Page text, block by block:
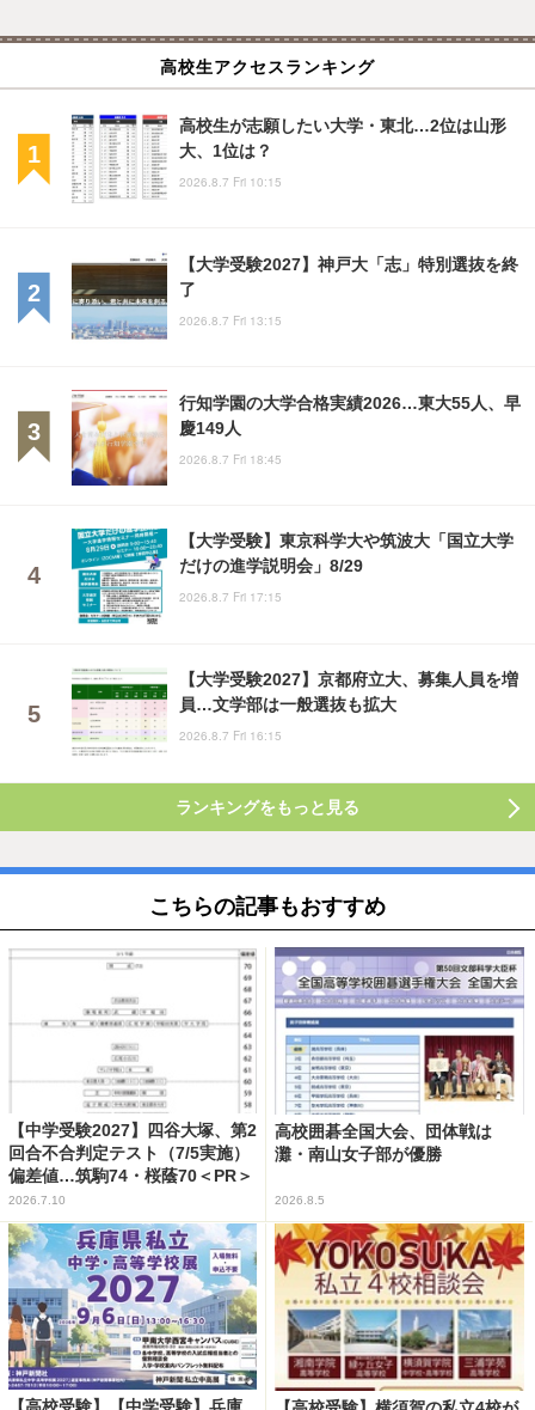
高校生アクセスランキング
高校生が志願したい大学・東北…2位は山形
大、1位は？
2026.8.7 Fri 10:15
【大学受験2027】神戸大「志」特別選抜を終
了
2026.8.7 Fri 13:15
行知学園の大学合格実績2026…東大55人、早
慶149人
2026.8.7 Fri 18:45
【大学受験】東京科学大や筑波大「国立大学
だけの進学説明会」8/29
2026.8.7 Fri 17:15
【大学受験2027】京都府立大、募集人員を増
員…文学部は一般選抜も拡大
2026.8.7 Fri 16:15
ランキングをもっと見る
こちらの記事もおすすめ
【中学受験2027】四谷大塚、第2
回合不合判定テスト（7/5実施）
偏差値…筑駒74・桜蔭70＜PR＞
2026.7.10
高校囲碁全国大会、団体戦は
灘・南山女子部が優勝
2026.8.5